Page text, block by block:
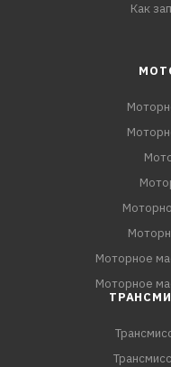
Как
Моторное
Моторное